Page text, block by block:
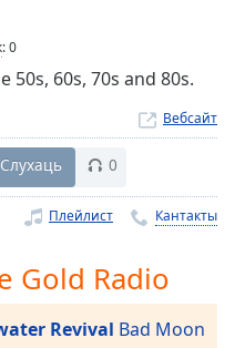
:0
60s, 70s and 80s.
Вебсайт
Слухаць 0
Плейлист Кантакты
Gold Radio
Revival Bad Moon